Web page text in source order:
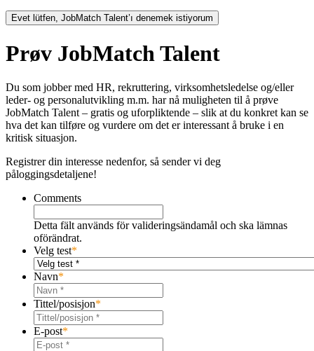
Prøv JobMatch Talent
Du som jobber med HR, rekruttering, virksomhetsledelse og/eller
leder- og personalutvikling m.m. har nå muligheten til å prøve
JobMatch Talent – ​​gratis og uforpliktende – slik at du konkret kan se
hva det kan tilføre og vurdere om det er interessant å bruke i en
kritisk situasjon.
Registrer din interesse nedenfor, så sender vi deg
påloggingsdetaljene!
Comments
Detta fält används för valideringsändamål och ska lämnas
oförändrat.
Velg test*
Navn*
Tittel/posisjon*
E-post*